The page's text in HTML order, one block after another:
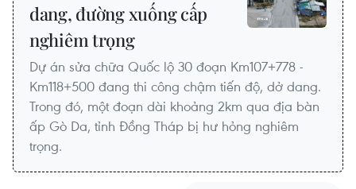
dang, đường xuống cấp
nghiêm trọng
Dự án sửa chữa Quốc lộ 30 đoạn Km107+778 -
Km118+500 đang thi công chậm tiến độ, dở dang.
Trong đó, một đoạn dài khoảng 2km qua địa bàn
ấp Gò Da, tỉnh Đồng Tháp bị hư hỏng nghiêm
trọng.